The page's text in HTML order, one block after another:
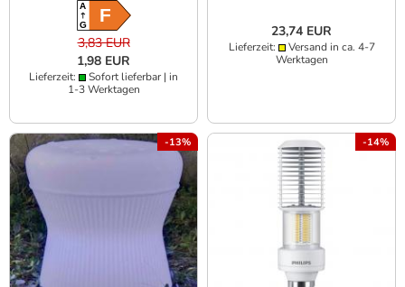
A
GF
3,83 EUR
1,98 EUR
Lieferzeit:
Sofort lieferbar | in
1-3 Werktagen
23,74 EUR
Lieferzeit:
Versand in ca. 4-7
Werktagen
-13% -14%